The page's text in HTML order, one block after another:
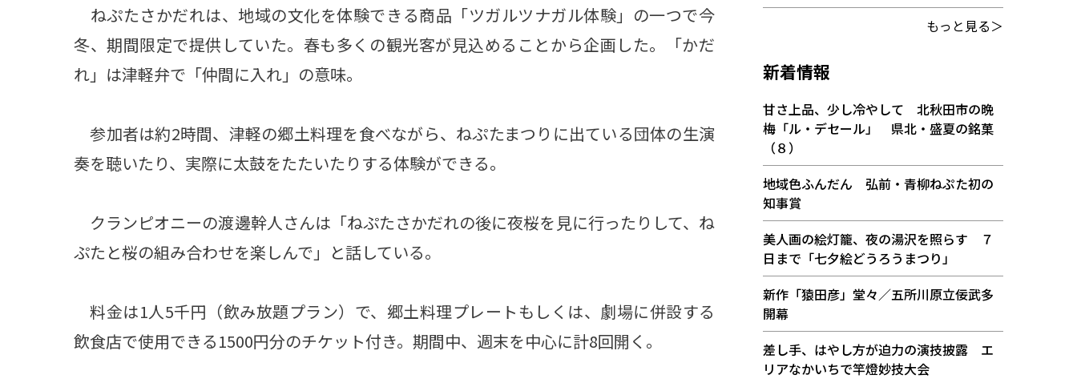
ねぷたさかだれは、地域の文化を体験できる商品「ツガルツナガル体験」の一つで今
冬、期間限定で提供していた。春も多くの観光客が見込めることから企画した。「かだ
れ」は津軽弁で「仲間に入れ」の意味。
参加者は約2時間、津軽の郷土料理を食べながら、ねぷたまつりに出ている団体の生演
奏を聴いたり、実際に太鼓をたたいたりする体験ができる。
クランピオニーの渡邊幹人さんは「ねぷたさかだれの後に夜桜を見に行ったりして、ね
ぷたと桜の組み合わせを楽しんで」と話している。
料金は1人5千円（飲み放題プラン）で、郷土料理プレートもしくは、劇場に併設する
飲食店で使用できる1500円分のチケット付き。期間中、週末を中心に計8回開く。
もっと見る＞
新着情報
甘さ上品、少し冷やして 北秋田市の晩
梅「ル・デセール」 県北・盛夏の銘菓
（８）
地域色ふんだん 弘前・青柳ねぷた初の
知事賞
美人画の絵灯籠、夜の湯沢を照らす ７
日まで「七夕絵どうろうまつり」
新作「猿田彦」堂々／五所川原立佞武多
開幕
差し手、はやし方が迫力の演技披露 エ
リアなかいちで竿燈妙技大会